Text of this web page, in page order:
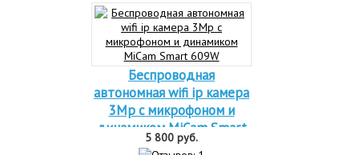
Беспроводная
автономная wifi ip камера
3Mp с микрофоном и
динамиком MiCam Smart
609W
5 800 руб.